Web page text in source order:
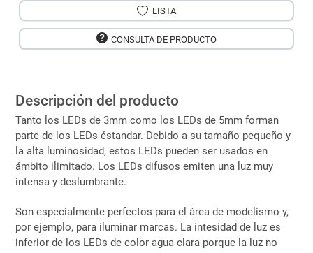
LISTA
CONSULTA DE PRODUCTO
Descripción del producto
Tanto los LEDs de 3mm como los LEDs de 5mm forman
parte de los LEDs éstandar. Debido a su tamaño pequeño y
la alta luminosidad, estos LEDs pueden ser usados en
ámbito ilimitado. Los LEDs difusos emiten una luz muy
intensa y deslumbrante.
Son especialmente perfectos para el área de modelismo y,
por ejemplo, para iluminar marcas. La intesidad de luz es
inferior de los LEDs de color agua clara porque la luz no